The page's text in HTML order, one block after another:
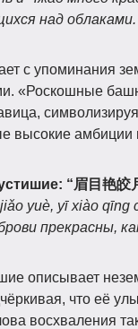
над облаками.
с упоминания
«Роскошные
высокие амбиции
“眉目艳皎
yuè, yī xiào qīng
прекрасны,
описывает
что её
восхваления